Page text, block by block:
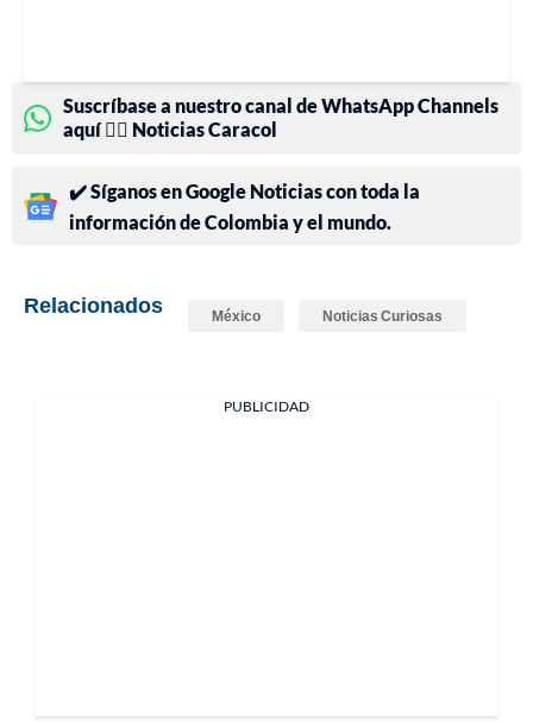
Suscríbase a nuestro canal de WhatsApp Channels
aquí 👉🏻 Noticias Caracol
✔️ Síganos en Google Noticias con toda la
información de Colombia y el mundo.
Relacionados México Noticias Curiosas
PUBLICIDAD